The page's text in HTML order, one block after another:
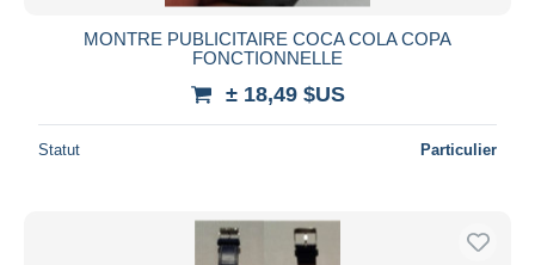
MONTRE PUBLICITAIRE COCA COLA COPA
FONCTIONNELLE
± 18,49 $US
Statut Particulier